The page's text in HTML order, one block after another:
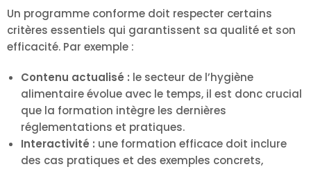
Un programme conforme doit respecter certains
critères essentiels qui garantissent sa qualité et son
efficacité. Par exemple :
Contenu actualisé : le secteur de l’hygiène
alimentaire évolue avec le temps, il est donc crucial
que la formation intègre les dernières
réglementations et pratiques.
Interactivité : une formation efficace doit inclure
des cas pratiques et des exemples concrets,